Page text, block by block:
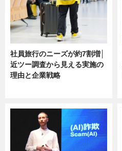
社員旅行のニーズが約7割増│
近ツー調査から見える実施の
理由と企業戦略